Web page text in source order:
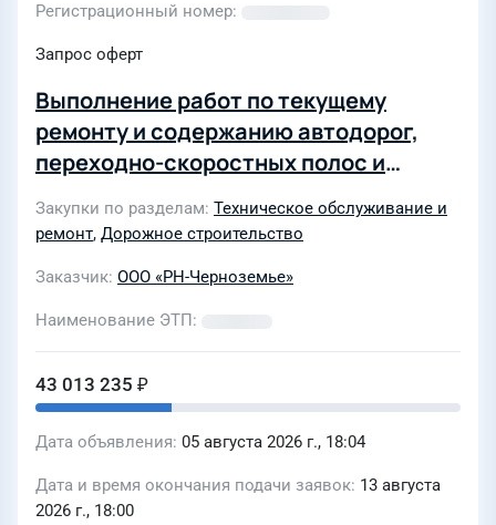
Регистрационный номер
Запрос оферт
Выполнение работ по текущему
ремонту и содержанию автодорог,
переходно-скоростных полос и
внутриплощадочных покрытий на
объектах ООО «РН-Черноземье»
Закупки по разделам Техническое обслуживание и
ремонт, Дорожное строительство
Заказчик ООО «РН-Черноземье»
Наименование ЭТП
43 013 235 ₽
Дата объявления 05 августа 2026 г., 18:04
Дата и время окончания подачи заявок 13 августа
2026 г., 18:00